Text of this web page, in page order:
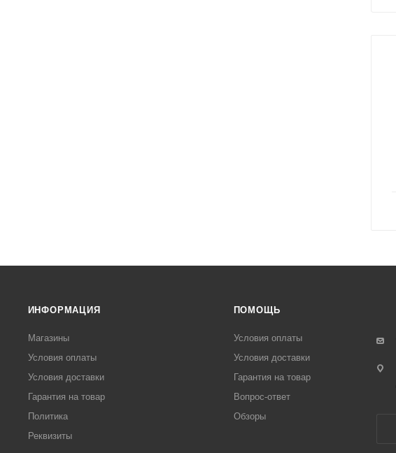
ИНФОРМАЦИЯ
Магазины
Условия оплаты
Условия доставки
Гарантия на товар
Политика
Реквизиты
ПОМОЩЬ
Условия оплаты
Условия доставки
Гарантия на товар
Вопрос-ответ
Обзоры